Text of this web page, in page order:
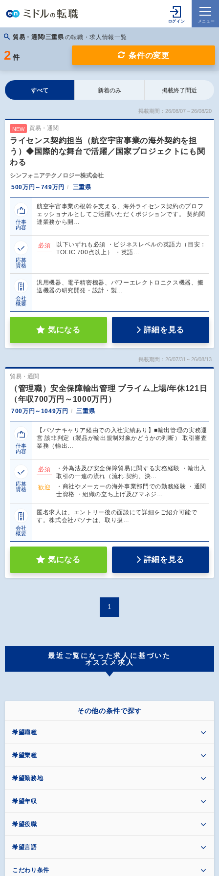
貿易・通関/三重県 の転職・求人情報一覧
2 件 条件の変更
すべて 新着のみ 掲載終了間近
掲載期間：26/08/07～26/08/20
NEW 貿易・通関
ライセンス契約担当（航空宇宙事業の海外契約を担
う）◆国際的な舞台で活躍／国家プロジェクトにも関
わる
シンフォニアテクノロジー株式会社
500万円～749万円
三重県
仕事
内容
航空宇宙事業の根幹を支える、海外ライセンス契約のプロフ
ェッショナルとしてご活躍いただくポジションです。 契約関
連業務から開…
応募
資格
必須
以下いずれも必須 ・ビジネスレベルの英語力（目安：
TOEIC 700点以上） ・英語…
会社
概要
汎用機器、電子精密機器、パワーエレクトロニクス機器、搬
送機器の研究開発・設計・製…
気になる 詳細を見る
掲載期間：26/07/31～26/08/13
貿易・通関
（管理職）安全保障輸出管理 プライム上場/年休121日
（年収700万円～1000万円）
700万円～1049万円 三重県
仕事
内容
【パソナキャリア経由での入社実績あり】■輸出管理の実務運
営 該非判定（製品が輸出規制対象かどうかの判断） 取引審査
業務（輸出…
応募
資格
必須
・外為法及び安全保障貿易に関する実務経験 ・輸出入
取引の一連の流れ（流れ:契約、決…
歓迎
・商社やメーカーの海外事業部門での勤務経験 ・通関
士資格 ・組織の立ち上げ及びマネジ…
会社
概要
匿名求人は、エントリー後の面談にて詳細をご紹介可能で
す。株式会社パソナは、取り扱…
気になる 詳細を見る
1
最近ご覧になった求人に基づいた
オススメ求人
その他の条件で探す
希望職種
希望業種
希望勤務地
希望年収
希望役職
希望言語
こだわり条件